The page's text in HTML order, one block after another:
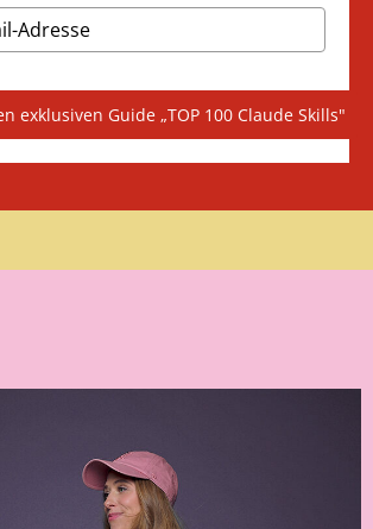
exklusiven Guide „TOP 100 Claude Skills"